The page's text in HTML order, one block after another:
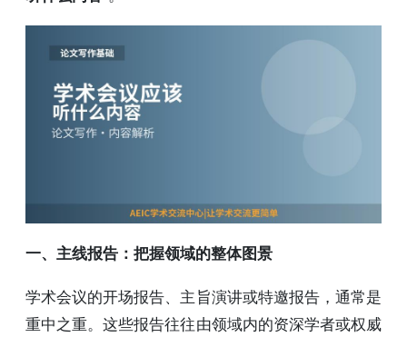
一、主线报告：把握领域的整体图景
学术会议的开场报告、主旨演讲或特邀报告，通常是
重中之重。这些报告往往由领域内的资深学者或权威